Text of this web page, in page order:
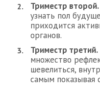
Триместр второй.
узнать пол
приходится
органов.
Триместр третий.
множество
шевелиться,
самым показывая